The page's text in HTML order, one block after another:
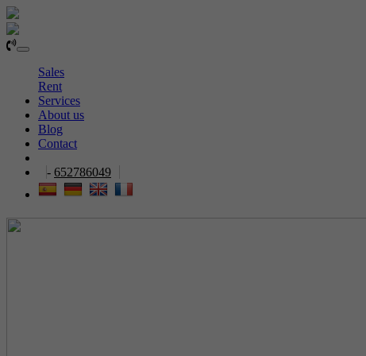
Toggle
navigation
Sales
Rent
Services
About us
Blog
Contact
- 652786049